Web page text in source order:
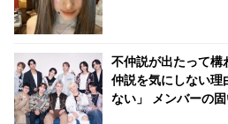
不仲説が出たって構
仲説を気にしない理
ない」 メンバーの